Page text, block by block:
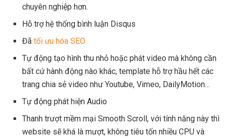
chuyên nghiệp hơn.
Hỗ trợ hệ thống bình luận Disqus
Đãtối ưu hóa SEO
Tự động tạo hình thu nhỏ hoặc phát video mà không cần
bất cứ hành động nào khác, template hỗ trợ hầu hết các
trang chia sẻ video như Youtube, Vimeo, DailyMotion…
Tự động phát hiện Audio
Thanh trượt mềm mại Smooth Scroll, với tính năng này thì
website sẽ khá là mượt, không tiêu tốn nhiều CPU và